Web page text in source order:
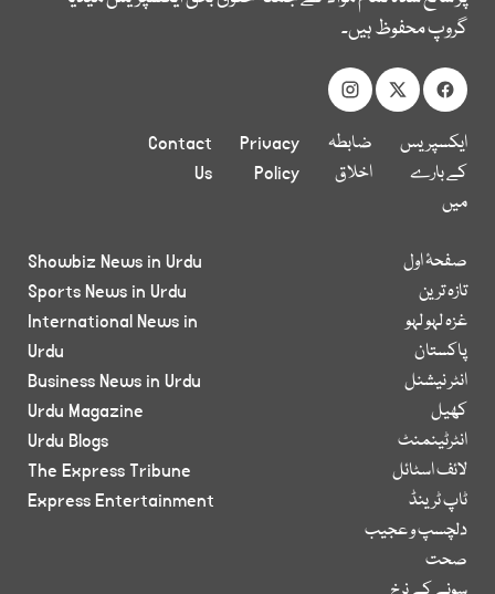
گروپ محفوظ ہیں۔
ایکسپریس
کے بارے
میں
ضابطہ
اخلاق
Privacy
Policy
Contact
Us
صفحۂ اول
تازہ ترین
غزہ لہو لہو
پاکستان
انٹر نیشنل
کھیل
انٹرٹینمنٹ
لائف اسٹائل
ٹاپ ٹرینڈ
دلچسپ و عجیب
صحت
Showbiz News in Urdu
Sports News in Urdu
International News in
Urdu
Business News in Urdu
Urdu Magazine
Urdu Blogs
The Express Tribune
Express Entertainment